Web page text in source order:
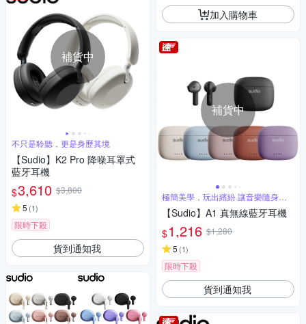
補貨中
不只是聆聽，更是身歷其境
【Sudio】K2 Pro 降噪耳罩式
藍牙耳機
$3,610 $3,800
5 (1)
限時下殺
貨到通知我
加入購物車
補貨中
極簡美學，玩出繽紛 讓音樂隨身而
動
【Sudio】A1 真無線藍牙耳機
$1,216 $1,280
5 (1)
限時下殺
貨到通知我